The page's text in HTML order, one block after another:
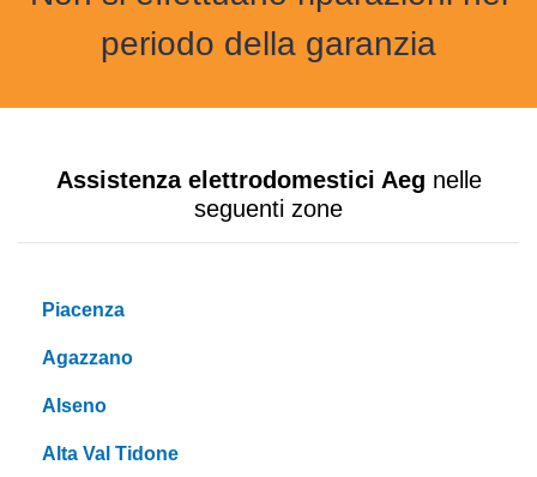
periodo della garanzia
Assistenza elettrodomestici Aeg nelle
seguenti zone
Piacenza
Agazzano
Alseno
Alta Val Tidone